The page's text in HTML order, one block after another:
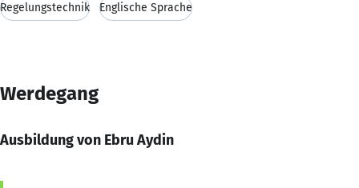
Regelungstechnik Englische Sprache
Werdegang
Ausbildung von Ebru Aydin